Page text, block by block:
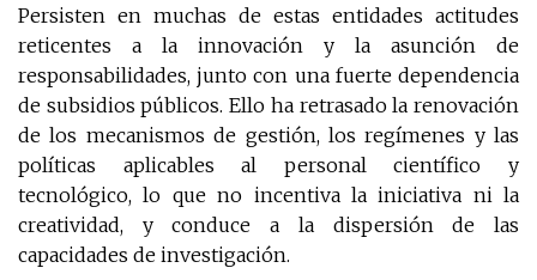
Persisten en muchas de estas entidades actitudes
reticentes a la innovación y la asunción de
responsabilidades, junto con una fuerte dependencia
de subsidios públicos. Ello ha retrasado la renovación
de los mecanismos de gestión, los regímenes y las
políticas aplicables al personal científico y
tecnológico, lo que no incentiva la iniciativa ni la
creatividad, y conduce a la dispersión de las
capacidades de investigación.